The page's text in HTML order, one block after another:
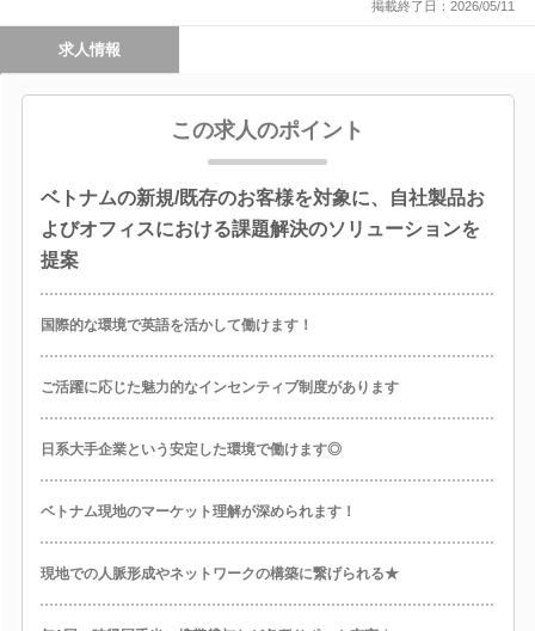
掲載終了日：2026/05/11
求人情報
この求人のポイント
ベトナムの新規/既存のお客様を対象に、自社製品お
よびオフィスにおける課題解決のソリューションを
提案
国際的な環境で英語を活かして働けます！
ご活躍に応じた魅力的なインセンティブ制度があります
日系大手企業という安定した環境で働けます◎
ベトナム現地のマーケット理解が深められます！
現地での人脈形成やネットワークの構築に繋げられる★